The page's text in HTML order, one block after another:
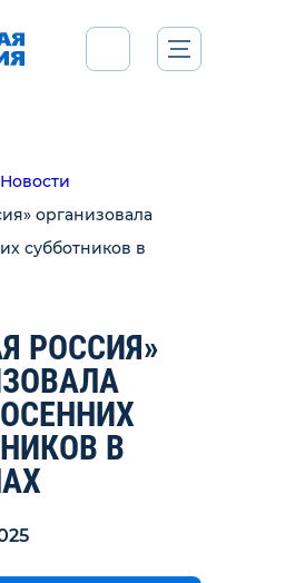
Новости
организовала
субботников в
РОССИЯ»
В